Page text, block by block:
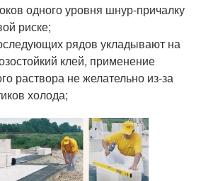
одного уровня шнур-причалку
риске;
рядов укладывают на
клей, применение
раствора не желательно из-за
холода;